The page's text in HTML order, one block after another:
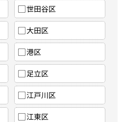
世田谷区
大田区
港区
足立区
江戸川区
江東区